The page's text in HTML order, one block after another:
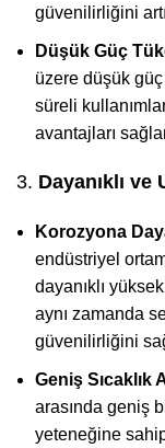
güvenilirliğini
Düşük Güç
üzere düşük güç
süreli
avantajları
3. Dayanıklı ve
Korozyona
endüstriyel
dayanıklı
aynı zamanda
güvenilirliğini
Geniş Sıcaklık
arasında geniş
yeteneğine